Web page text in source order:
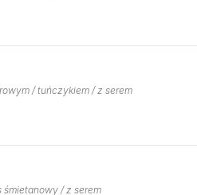
/ tuńczykiem / z serem
śmietanowy / z serem